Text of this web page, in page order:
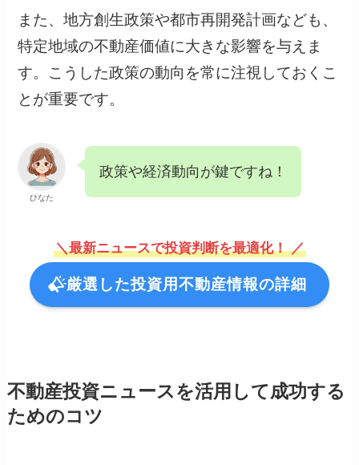
また、地方創生政策や都市再開発計画なども、
特定地域の不動産価値に大きな影響を与えま
す。こうした政策の動向を常に注視しておくこ
とが重要です。
ひなた
政策や経済動向が鍵ですね！
＼最新ニュースで投資判断を最適化！ ／
厳選した投資用不動産情報の詳細
不動産投資ニュースを活用して成功する
ためのコツ